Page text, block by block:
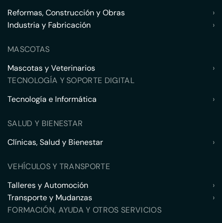
Reformas, Construcción y Obras
›
Industria y Fabricación
›
MASCOTAS
Mascotas y Veterinarios
›
TECNOLOGÍA Y SOPORTE DIGITAL
Tecnología e Informática
›
SALUD Y BIENESTAR
Clínicas, Salud y Bienestar
›
VEHÍCULOS Y TRANSPORTE
Talleres y Automoción
›
Transporte y Mudanzas
›
FORMACIÓN, AYUDA Y OTROS SERVICIOS